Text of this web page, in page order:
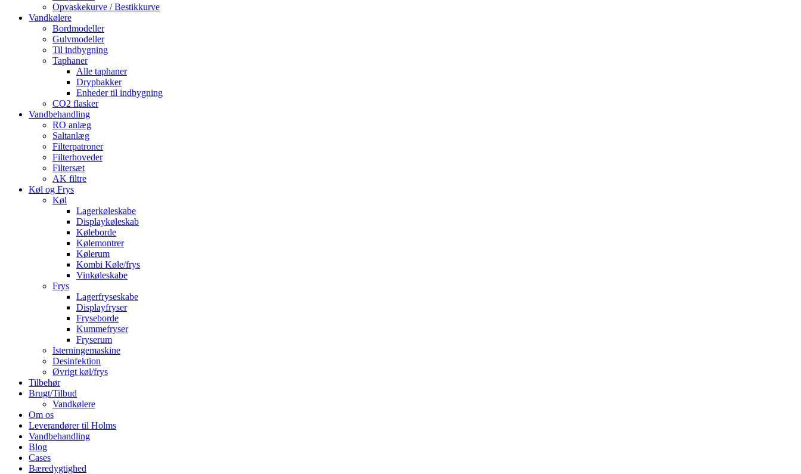
Opvaskekurve / Bestikkurve
Vandkølere
Bordmodeller
Gulvmodeller
Til indbygning
Taphaner
Alle taphaner
Drypbakker
Enheder til indbygning
CO2 flasker
Vandbehandling
RO anlæg
Saltanlæg
Filterpatroner
Filterhoveder
Filtersæt
AK filtre
Køl og Frys
Køl
Lagerkøleskabe
Displaykøleskab
Køleborde
Kølemontrer
Kølerum
Kombi Køle/frys
Vinkøleskabe
Frys
Lagerfryseskabe
Displayfryser
Fryseborde
Kummefryser
Fryserum
Isterningemaskine
Desinfektion
Øvrigt køl/frys
Tilbehør
Brugt/Tilbud
Vandkølere
Om os
Leverandører til Holms
Vandbehandling
Blog
Cases
Bæredygtighed